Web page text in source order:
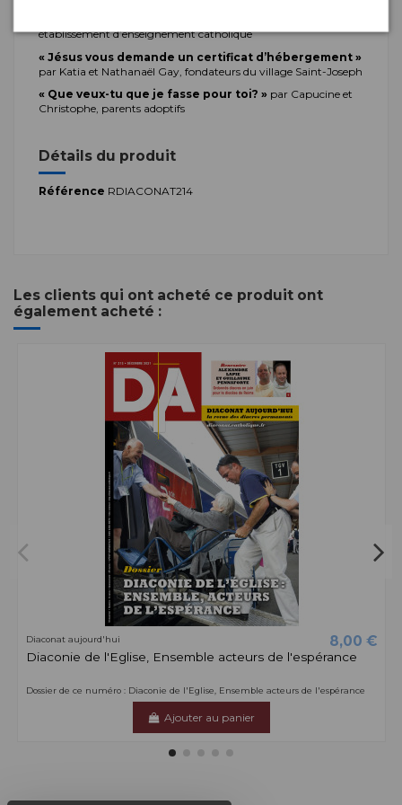
établissement d’enseignement catholique
« Jésus vous demande un certificat d’hébergement »
par Katia et Nathanaël Gay, fondateurs du village Saint-Joseph
« Que veux-tu que je fasse pour toi? » par Capucine et
Christophe, parents adoptifs
Détails du produit
Référence RDIACONAT214
Les clients qui ont acheté ce produit ont
également acheté :
Diaconat aujourd'hui 8,00 €
Diaconie de l'Eglise, Ensemble acteurs de l'espérance
Dossier de ce numéro : Diaconie de l'Eglise, Ensemble acteurs de l'espérance
Ajouter au panier